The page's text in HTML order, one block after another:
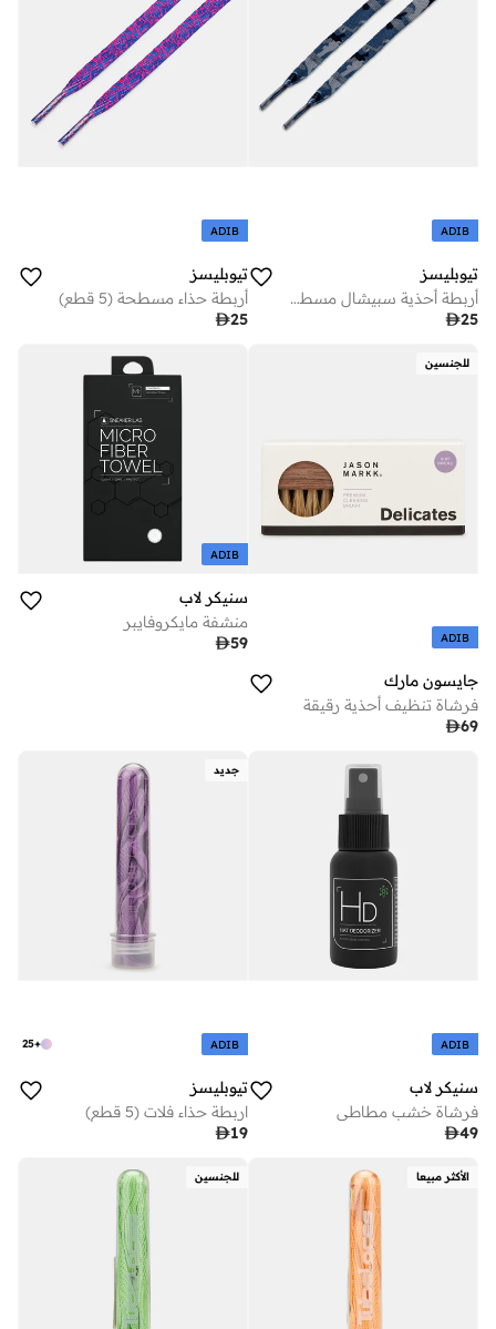
ADIB
تيوبليسز
أربطة أحذية سبيشال مسطحة
25
ADIB
تيوبليسز
أربطة حذاء مسطحة (5 قطع)
25
للجنسين
ADIB
جايسون مارك
فرشاة تنظيف أحذية رقيقة
69
ADIB
سنيكر لاب
منشفة مايكروفايبر
59
ADIB
سنيكر لاب
فرشاة خشب مطاطي
49
جديد
+
25 ADIB
تيوبليسز
اربطة حذاء فلات (5 قطع)
19
الأكثر مبيعا للجنسين